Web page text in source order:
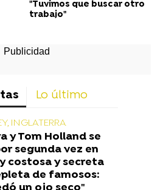
"Tuvimos que buscar otro
trabajo"
Lo último
INGLATERRA
y Tom Holland se
segunda vez en
costosa y secreta
de famosos: